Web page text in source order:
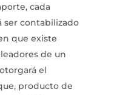
cada
ser contabilizado
que existe
de un
el
producto de